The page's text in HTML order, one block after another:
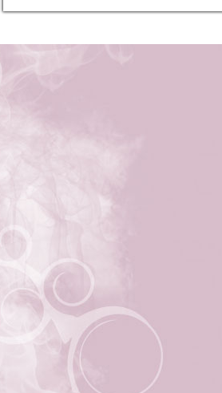
PlayStation®Vita版 発売決定！
2011年5月12日（木）